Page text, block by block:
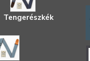
Tengerészkék